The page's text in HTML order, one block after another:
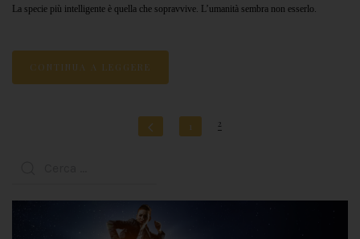
La specie più intelligente è quella che sopravvive. L’umanità sembra non esserlo.
CONTINUA A LEGGERE
1 2